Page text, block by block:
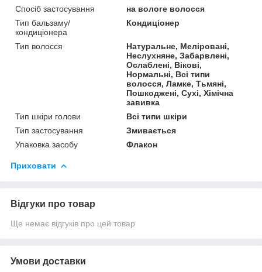
Спосіб застосування
на вологе волосся
Тип бальзаму/
кондиціонера
Кондиціонер
Тип волосся
Натуральне, Меліровані,
Неслухняне, Забарвлені,
Ослаблені, Вікові,
Нормальні, Всі типи
волосся, Ламке, Тьмяні,
Пошкоджені, Сухі, Хімічна
завивка
Тип шкіри голови
Всі типи шкіри
Тип застосування
Змивається
Упаковка засобу
Флакон
Приховати
Відгуки про товар
Ще немає відгуків про цей товар
Умови доставки